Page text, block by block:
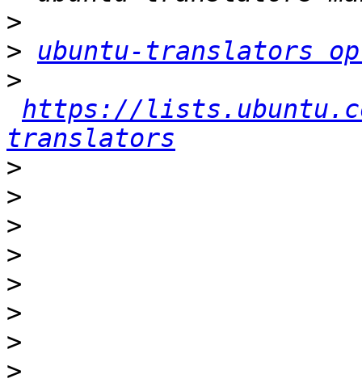
>
>
ubuntu-translators
>
https://
translators
>
>
>
>
>
>
>
>